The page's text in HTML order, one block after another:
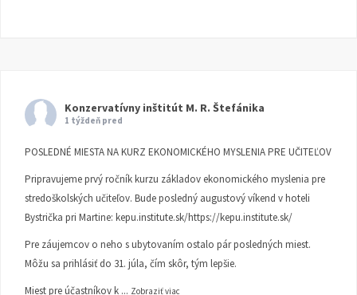
Konzervatívny inštitút M. R. Štefánika
1 týždeň pred
POSLEDNÉ MIESTA NA KURZ EKONOMICKÉHO MYSLENIA PRE UČITEĽOV
Pripravujeme prvý ročník kurzu základov ekonomického myslenia pre
stredoškolských učiteľov. Bude posledný augustový víkend v hoteli
Bystrička pri Martine: kepu.institute.sk/https://kepu.institute.sk/
Pre záujemcov o neho s ubytovaním ostalo pár posledných miest.
Môžu sa prihlásiť do 31. júla, čím skôr, tým lepšie.
Miest pre účastníkov k ... Zobraziť viac